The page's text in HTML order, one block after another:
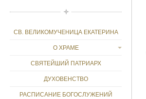
СВ. ВЕЛИКОМУЧЕНИЦА ЕКАТЕРИНА
О ХРАМЕ
СВЯТЕЙШИЙ ПАТРИАРХ
ДУХОВЕНСТВО
РАСПИСАНИЕ БОГОСЛУЖЕНИЙ